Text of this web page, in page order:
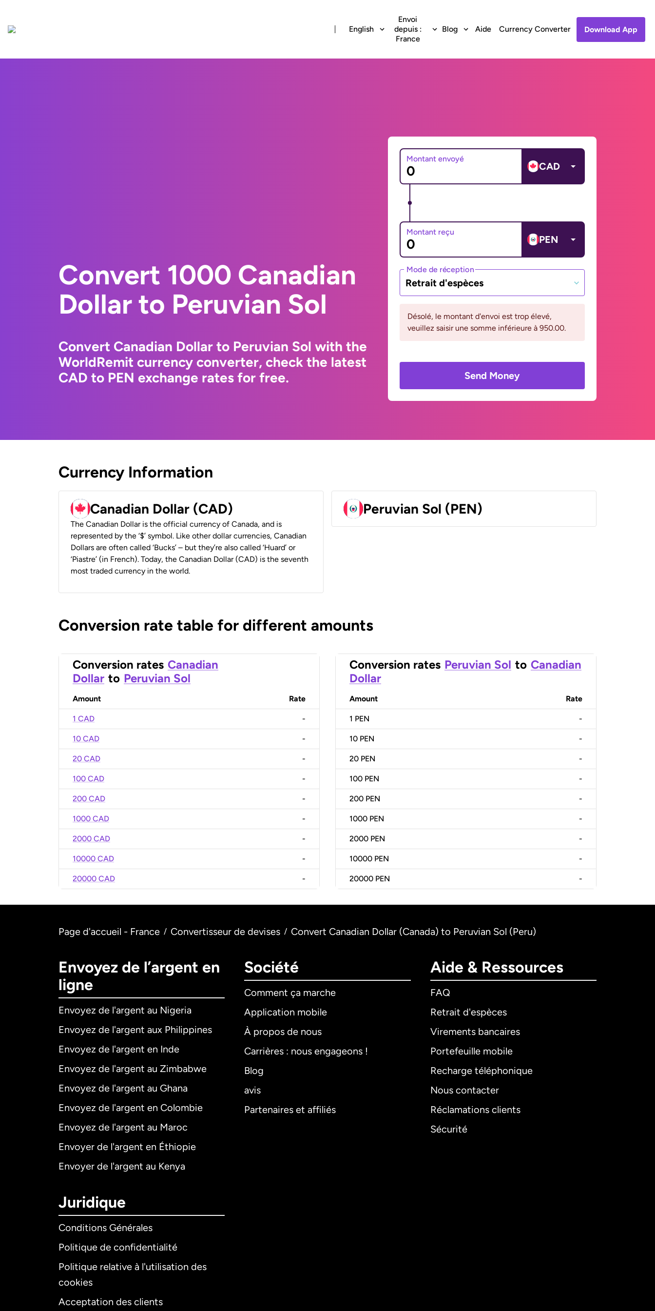
English
Envoi
depuis :
France
Blog Aide Currency Converter Download App
Convert 1000 Canadian
Dollar to Peruvian Sol
Convert Canadian Dollar to Peruvian Sol with the
WorldRemit currency converter, check the latest
CAD to PEN exchange rates for free.
Montant envoyé
CAD
Montant reçu
PEN
Mode de réception
Retrait d'espèces
Désolé, le montant d'envoi est trop élevé,
veuillez saisir une somme inférieure à 950.00.
Send Money
Currency Information
Canadian Dollar (CAD)
The Canadian Dollar is the official currency of Canada, and is
represented by the ‘$’ symbol. Like other dollar currencies, Canadian
Dollars are often called ‘Bucks’ – but they’re also called ‘Huard’ or
‘Piastre’ (in French). Today, the Canadian Dollar (CAD) is the seventh
most traded currency in the world.
Peruvian Sol (PEN)
Conversion rate table for different amounts
Conversion rates Canadian
Dollar to Peruvian Sol
Amount Rate
1 CAD -
10 CAD -
20 CAD -
100 CAD -
200 CAD -
1000 CAD -
2000 CAD -
10000 CAD -
20000 CAD -
Conversion rates Peruvian Sol to Canadian
Dollar
Amount Rate
1 PEN -
10 PEN -
20 PEN -
100 PEN -
200 PEN -
1000 PEN -
2000 PEN -
10000 PEN -
20000 PEN -
Page d'accueil - France / Convertisseur de devises / Convert Canadian Dollar (Canada) to Peruvian Sol (Peru)
Envoyez de l’argent en
ligne
Envoyez de l'argent au Nigeria
Envoyez de l'argent aux Philippines
Envoyez de l'argent en Inde
Envoyez de l'argent au Zimbabwe
Envoyez de l'argent au Ghana
Envoyez de l'argent en Colombie
Envoyez de l'argent au Maroc
Envoyer de l'argent en Éthiopie
Envoyer de l'argent au Kenya
Société
Comment ça marche
Application mobile
À propos de nous
Carrières : nous engageons !
Blog
avis
Partenaires et affiliés
Aide & Ressources
FAQ
Retrait d'espèces
Virements bancaires
Portefeuille mobile
Recharge téléphonique
Nous contacter
Réclamations clients
Sécurité
Juridique
Conditions Générales
Politique de confidentialité
Politique relative à l'utilisation des
cookies
Acceptation des clients